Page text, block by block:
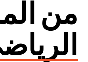
من